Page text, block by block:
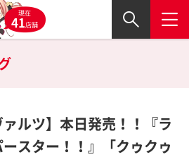
現在
41店舗
ァルツ】本日発売！！『ラ
スター！！』「クゥクゥ